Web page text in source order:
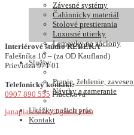
Závesné systémy
Čalúnnicky materiál
Stolové prestierania
Luxusné utierky
Lemovky na záclony
Služby
Pranie, žehlenie,
Návrhy a zameranie
Ukážky našich prác
Kontakt
Interiérové štúdio REBEKA
Falešníka 10 – (za OD Kaufland)
Prievidza 971 01
Telefonický kontakt:
0907 890 555 Piačeková
janapiacekova@gmail.com